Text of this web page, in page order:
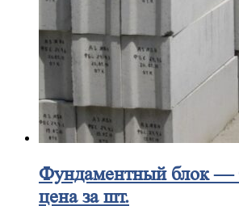
Фундаментныйблок —
цена за шт.